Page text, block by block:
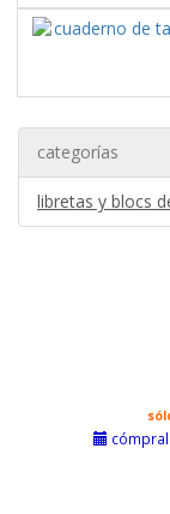
categorías
libretas y blocs